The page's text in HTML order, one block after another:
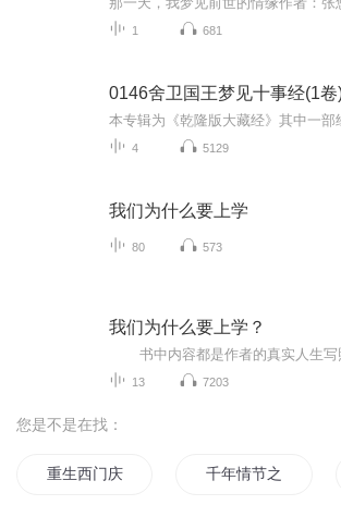
1 681
0146舍卫国王梦见十事经(1卷
4 5129
我们为什么要上学
80 573
我们为什么要上学？
13 7203
您是不是在找：
重生西门庆 千年情节之三生三世